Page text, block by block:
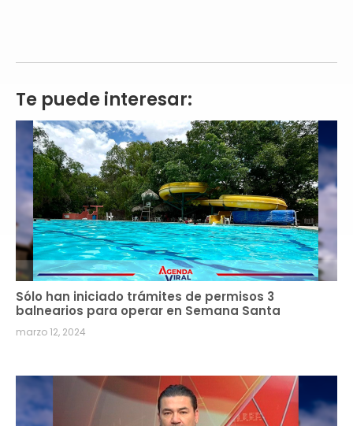
Te puede interesar:
Sólo han iniciado trámites de permisos 3
balnearios para operar en Semana Santa
marzo 12, 2024